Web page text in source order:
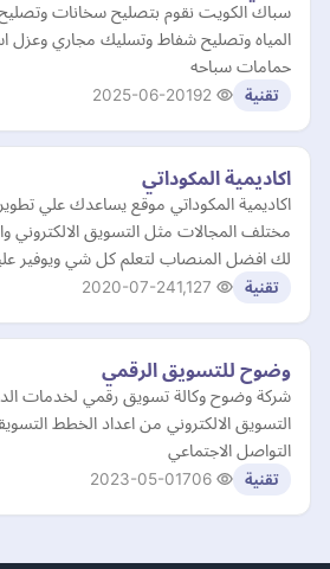
سباك الكويت نقوم بتصليح سخانات
المياه وتصليح شفاط وتسليك مجاري وعزل
حمامات سباحه
تقنية 2025-06-20
اكاديمية المكوداتي
اكاديمية المكوداتي موقع يساعدك علي
مختلف المجالات مثل التسويق الالكتروني
لك افضل المنصاب لتعلم كل شي ويوفير
تقنية 2020-07-24
وضوح للتسويق الرقمي
شركة وضوح وكالة تسويق رقمي لخدمات
التسويق الالكتروني من اعداد الخطط
التواصل الاجتماعي
تقنية 2023-05-01